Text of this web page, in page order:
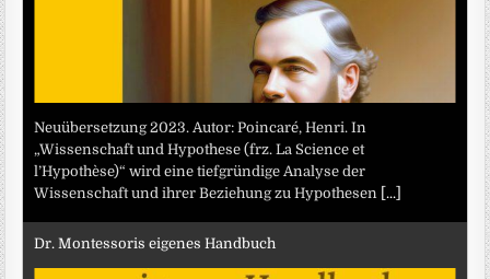
Neuübersetzung 2023. Autor: Poincaré, Henri. In
„Wissenschaft und Hypothese (frz. La Science et
l’Hypothèse)“ wird eine tiefgründige Analyse der
Wissenschaft und ihrer Beziehung zu Hypothesen
[...]
Dr. Montessoris eigenes Handbuch